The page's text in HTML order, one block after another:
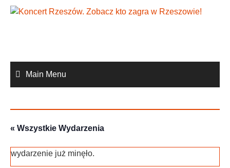
Skip
Main Menu
« Wszystkie Wydarzenia
wydarzenie już minęło.